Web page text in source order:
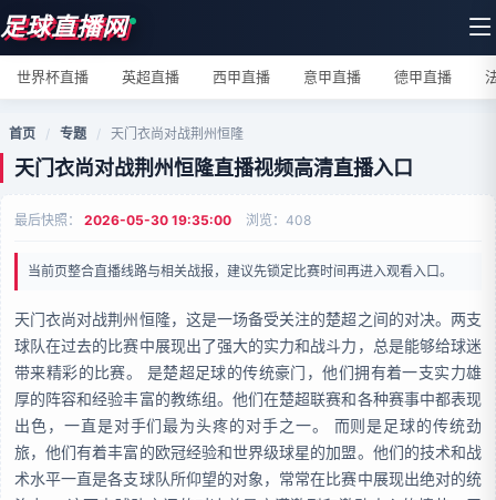
足球直播网
世界杯直播 英超直播 西甲直播 意甲直播 德甲直播
首页 / 专题 / 天门衣尚对战荆州恒隆
天门衣尚对战荆州恒隆直播视频高清直播入口
最后快照： 2026-05-30 19:35:00 浏览： 408
当前页整合直播线路与相关战报，建议先锁定比赛时间再进入观看入口。
天门衣尚对战荆州恒隆，这是一场备受关注的楚超之间的对决。两支
球队在过去的比赛中展现出了强大的实力和战斗力，总是能够给球迷
带来精彩的比赛。 是楚超足球的传统豪门，他们拥有着一支实力雄
厚的阵容和经验丰富的教练组。他们在楚超联赛和各种赛事中都表现
出色，一直是对手们最为头疼的对手之一。 而则是足球的传统劲
旅，他们有着丰富的欧冠经验和世界级球星的加盟。他们的技术和战
术水平一直是各支球队所仰望的对象，常常在比赛中展现出绝对的统